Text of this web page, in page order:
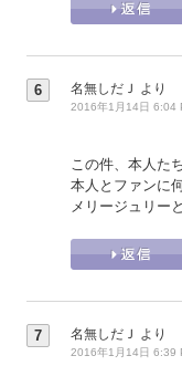
6 名無しだＪ より
2016年1月14日 6:04
この件、本人た
本人とファンに
メリージュリー
7 名無しだＪ より
2016年1月14日 6:39